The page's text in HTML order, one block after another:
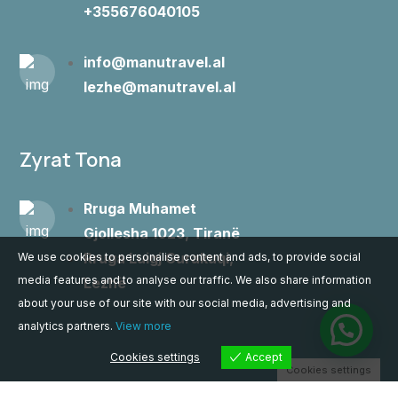
+355676040105
info@manutravel.al
lezhe@manutravel.al
Zyrat Tona
Rruga Muhamet
Gjollesha 1023, Tiranë
Rruga Luigj Gurakuqi,
Lezhë
We use cookies to personalise content and ads, to provide social
media features and to analyse our traffic. We also share information
about your use of our site with our social media, advertising and
analytics partners. View more
Cookies settings Accept
Cookies settings